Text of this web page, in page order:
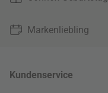
Markenliebling
Kundenservice